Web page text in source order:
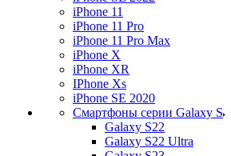
iPhone 11
iPhone 11 Pro
iPhone 11 Pro Max
iPhone X
iPhone XR
IPhone Xs
iPhone SE 2020
Смартфоны серии Galaxy S
Galaxy S22
Galaxy S22 Ultra